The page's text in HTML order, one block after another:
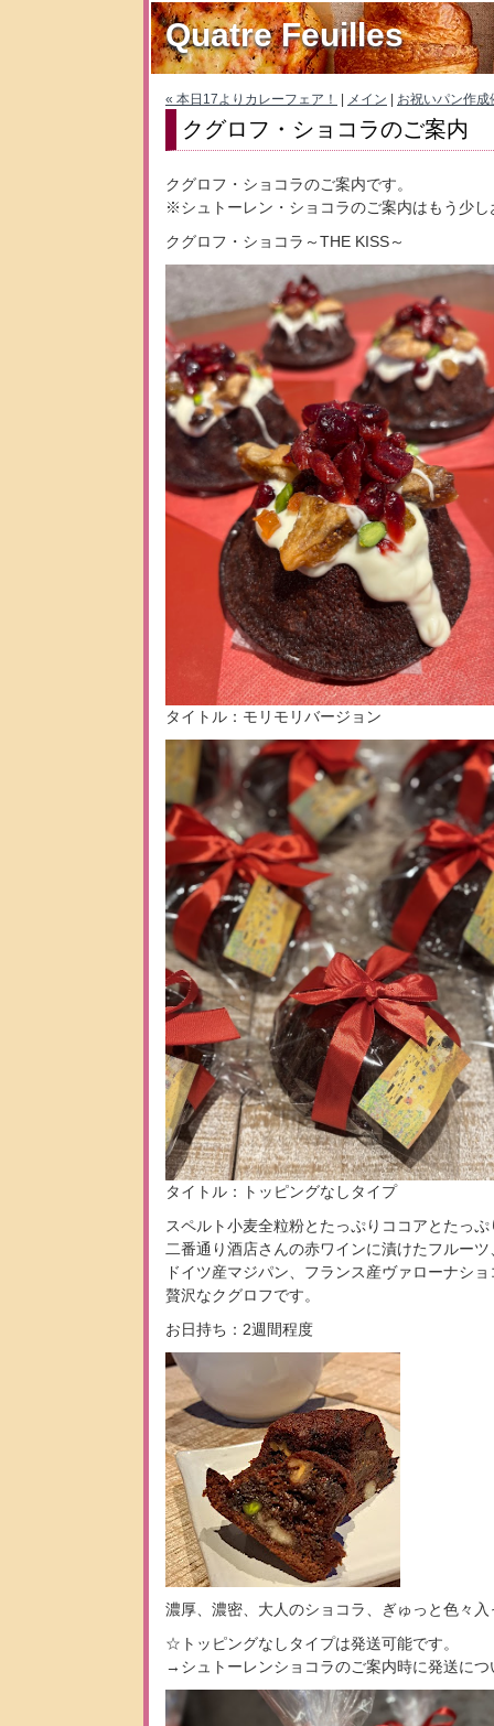
Quatre Feuilles
« 本日17よりカレーフェア！ メイン お祝いパン作成
クグロフ・ショコラのご案内
クグロフ・ショコラのご案内です。
※シュトーレン・ショコラのご案内はもう少し
クグロフ・ショコラ～THE KISS～
タイトル：モリモリバージョン
タイトル：トッピングなしタイプ
スペルト小麦全粒粉とたっぷりココアとたっ
二番通り酒店さんの赤ワインに漬けたフルーツ
ドイツ産マジパン、フランス産ヴァローナシ
贅沢なクグロフです。
お日持ち：2週間程度
濃厚、濃密、大人のショコラ、ぎゅっと色々入
☆トッピングなしタイプは発送可能です。
→シュトーレンショコラのご案内時に発送に